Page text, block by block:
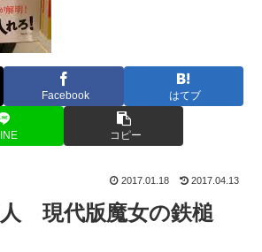
Facebook はてブ
コピー
2017.01.18 2017.04.13
現代版魔女の鉄槌